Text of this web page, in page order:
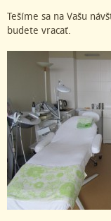
Tešíme sa na Vašu
budete vracať.